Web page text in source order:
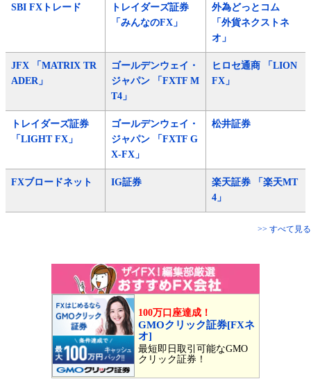
SBI FXトレード
トレイダーズ証券
「みんなのFX」
外為どっとコム
「外貨ネクストネ
オ」
JFX 「MATRIX TR
ADER」
ゴールデンウェイ・
ジャパン 「FXTF M
T4」
ヒロセ通商 「LION
FX」
トレイダーズ証券
「LIGHT FX」
ゴールデンウェイ・
ジャパン 「FXTF G
X-FX」
松井証券
FXブロードネット IG証券
楽天証券 「楽天MT
4」
>> すべて見る
100万口座達成！
GMOクリック証券[FXネ
オ]
最短即日取引可能なGMO
クリック証券！